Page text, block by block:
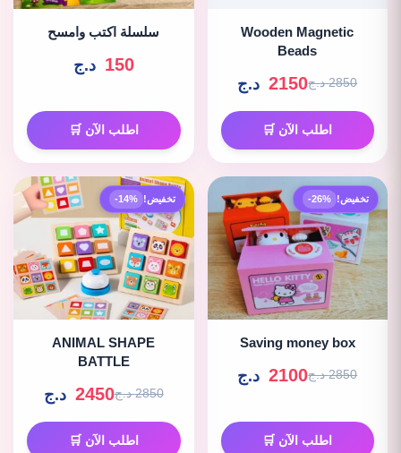
Wooden Magnetic
Beads
2850 د.ج 2150 د.ج
اطلب الآن 🛒
سلسلة اكتب وامسح
150 د.ج
اطلب الآن 🛒
تخفيض! -26%
Saving money box
2850 د.ج 2100 د.ج
اطلب الآن 🛒
تخفيض! -14%
ANIMAL SHAPE
BATTLE
2850 د.ج 2450 د.ج
اطلب الآن 🛒